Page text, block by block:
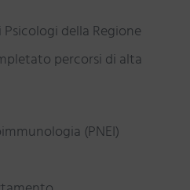
della Regione
percorsi di alta
(PNEI)